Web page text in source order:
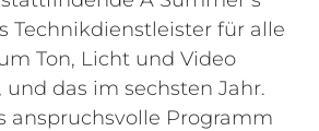
Technikdienstleister für alle
Ton, Licht und Video
das im sechsten Jahr.
anspruchsvolle Programm